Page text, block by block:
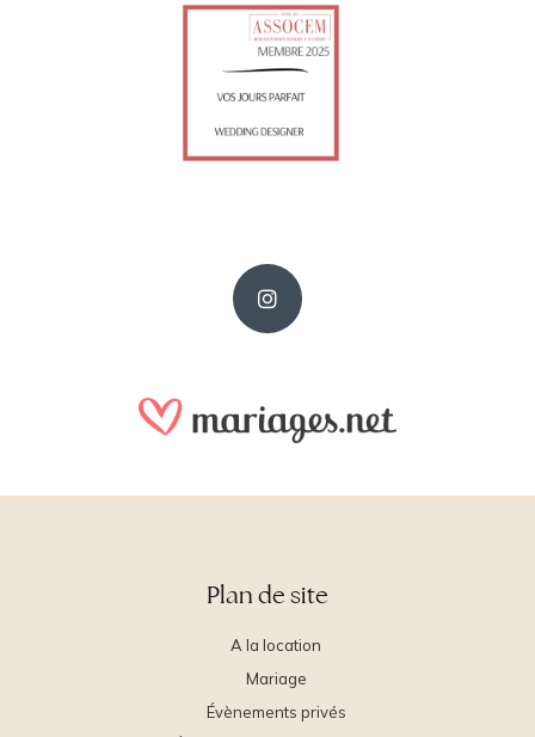
Plan de site
A la location
Mariage
Évènements privés